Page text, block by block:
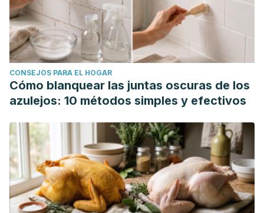
against oral pathogens: an in vitro study.BMC Complement
Med Ther . 2020;20(1):156. Published 2020 May 24.
doi:10.1186/s12906-020-02953-0
CONSEJOS PARA EL HOGAR
Cómo blanquear las juntas oscuras de los
azulejos: 10 métodos simples y efectivos